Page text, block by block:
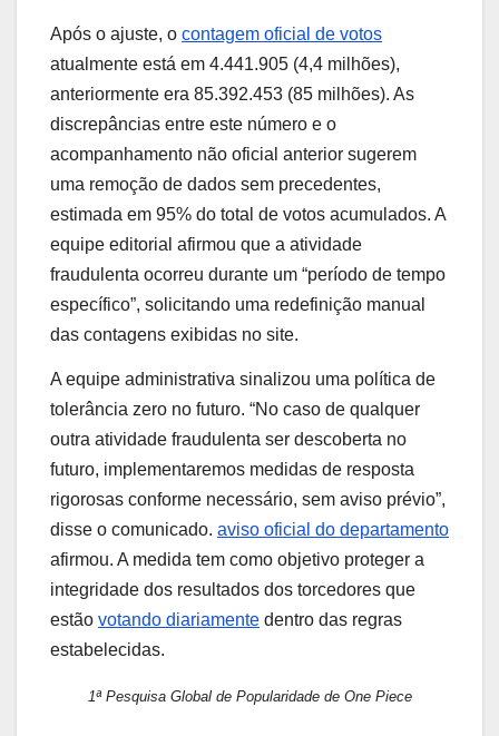
Após o ajuste, o contagem oficial de votos
atualmente está em 4.441.905 (4,4 milhões),
anteriormente era 85.392.453 (85 milhões). As
discrepâncias entre este número e o
acompanhamento não oficial anterior sugerem
uma remoção de dados sem precedentes,
estimada em 95% do total de votos acumulados. A
equipe editorial afirmou que a atividade
fraudulenta ocorreu durante um “período de tempo
específico”, solicitando uma redefinição manual
das contagens exibidas no site.
A equipe administrativa sinalizou uma política de
tolerância zero no futuro. “No caso de qualquer
outra atividade fraudulenta ser descoberta no
futuro, implementaremos medidas de resposta
rigorosas conforme necessário, sem aviso prévio”,
disse o comunicado. aviso oficial do departamento
afirmou. A medida tem como objetivo proteger a
integridade dos resultados dos torcedores que
estão votando diariamente dentro das regras
estabelecidas.
1ª Pesquisa Global de Popularidade de One Piece